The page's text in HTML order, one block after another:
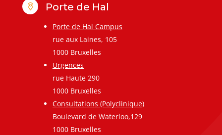
 Porte de Hal
Porte de Hal Campus
rue aux Laines, 105
1000 Bruxelles
Urgences
rue Haute 290
1000 Bruxelles
Consultations (Polyclinique)
Boulevard de Waterloo,129
1000 Bruxelles